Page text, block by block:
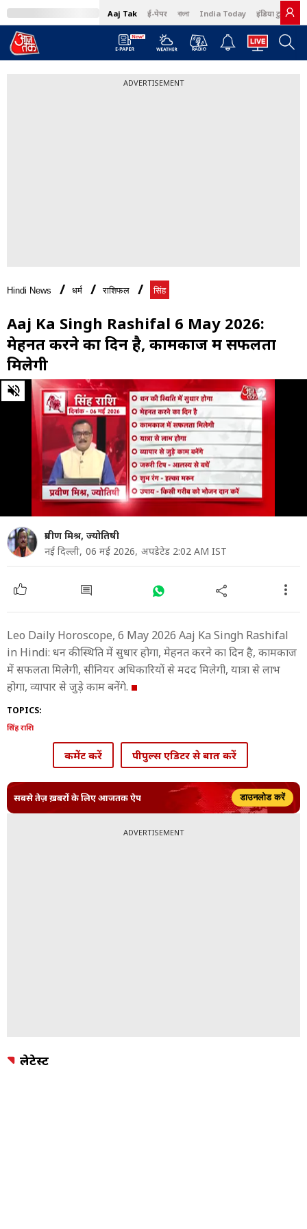
Aaj Tak ई-पेपर বাংলা India Today इंडिया टुडे हिंदी
ADVERTISEMENT
Hindi News धर्म राशिफल सिंह
Aaj Ka Singh Rashifal 6 May 2026:
मेहनत करने का दिन है, कामकाज में सफलता
मिलेगी
0
of
seconds
प्रवीण मिश्र, ज्योतिषी
नई दिल्ली, 06 मई 2026, अपडेटेड 2:02 AM IST
Leo Daily Horoscope, 6 May 2026 Aaj Ka Singh Rashifal
in Hindi: धन की स्थिति में सुधार होगा, मेहनत करने का दिन है, कामकाज
में सफलता मिलेगी, सीनियर अधिकारियों से मदद मिलेगी, यात्रा से लाभ
होगा, व्यापार से जुड़े काम बनेंगे.
TOPICS:
सिंह राशि
कमेंट करें पीपुल्स एडिटर से बात करें
सबसे तेज़ ख़बरों के लिए आजतक ऐप डाउनलोड करें
ADVERTISEMENT
लेटेस्ट